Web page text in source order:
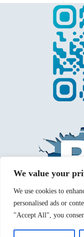
We value your
We use cookies to
personalised ads or
"Accept All", you